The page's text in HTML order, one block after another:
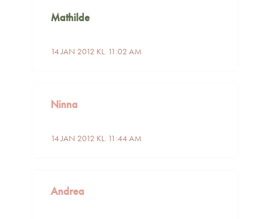
Mathilde
14 JAN 2012 KL. 11:02 AM
Ninna
14 JAN 2012 KL. 11:44 AM
Andrea